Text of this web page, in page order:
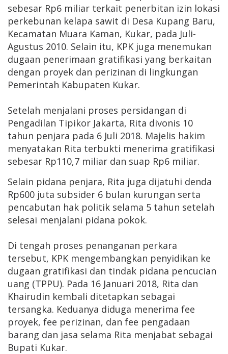
sebesar Rp6 miliar terkait penerbitan izin lokasi
perkebunan kelapa sawit di Desa Kupang Baru,
Kecamatan Muara Kaman, Kukar, pada Juli-
Agustus 2010. Selain itu, KPK juga menemukan
dugaan penerimaan gratifikasi yang berkaitan
dengan proyek dan perizinan di lingkungan
Pemerintah Kabupaten Kukar.
Setelah menjalani proses persidangan di
Pengadilan Tipikor Jakarta, Rita divonis 10
tahun penjara pada 6 Juli 2018. Majelis hakim
menyatakan Rita terbukti menerima gratifikasi
sebesar Rp110,7 miliar dan suap Rp6 miliar.
Selain pidana penjara, Rita juga dijatuhi denda
Rp600 juta subsider 6 bulan kurungan serta
pencabutan hak politik selama 5 tahun setelah
selesai menjalani pidana pokok.
Di tengah proses penanganan perkara
tersebut, KPK mengembangkan penyidikan ke
dugaan gratifikasi dan tindak pidana pencucian
uang (TPPU). Pada 16 Januari 2018, Rita dan
Khairudin kembali ditetapkan sebagai
tersangka. Keduanya diduga menerima fee
proyek, fee perizinan, dan fee pengadaan
barang dan jasa selama Rita menjabat sebagai
Bupati Kukar.